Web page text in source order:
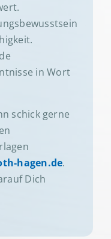
in Wort
schick gerne
hagen.de.
Dich